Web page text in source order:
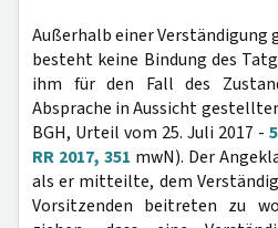
Außerhalb einer Verständigung
besteht keine Bindung des
ihm für den Fall des
Absprache in Aussicht
BGH, Urteil vom 25. Juli 2017 -
RR 2017, 351 mwN). Der
als er mitteilte, dem
Vorsitzenden beitreten zu